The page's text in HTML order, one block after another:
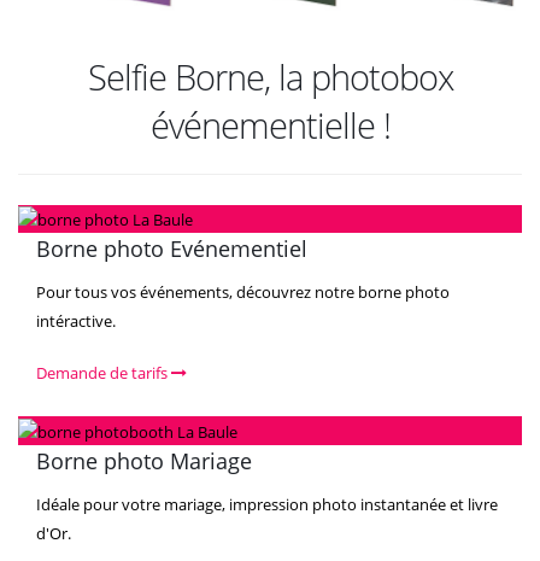
Selfie Borne, la photobox
événementielle !
Borne photo Evénementiel
Pour tous vos événements, découvrez notre borne photo
intéractive.
Demande de tarifs
Borne photo Mariage
Idéale pour votre mariage, impression photo instantanée et livre
d'Or.